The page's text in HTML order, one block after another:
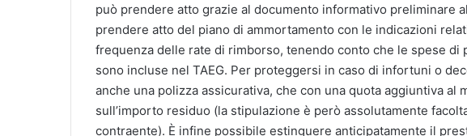
può prendere atto grazie al documento informativo preliminare
prendere atto del piano di ammortamento con le indicazioni
frequenza delle rate di rimborso, tenendo conto che le spese di
sono incluse nel TAEG. Per proteggersi in caso di infortuni o
anche una polizza assicurativa, che con una quota aggiuntiva al
sull’importo residuo (la stipulazione è però assolutamente
contraente). È infine possibile estinguere anticipatamente il